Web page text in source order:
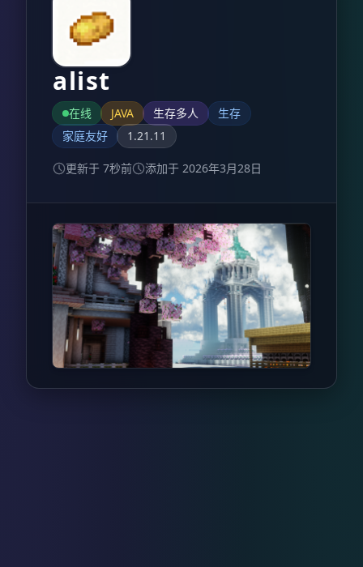
alist
在线 JAVA 生存多人
生存
家庭友好
1.21.11
更新于 7秒前 添加于 2026年3月28日